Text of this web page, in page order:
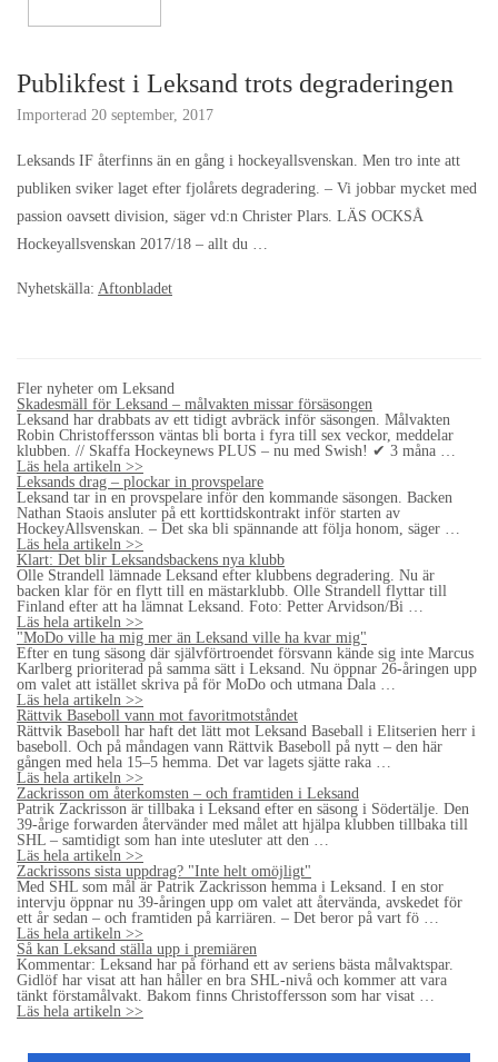
Publikfest i Leksand trots degraderingen
Importerad 20 september, 2017
Leksands IF återfinns än en gång i hockeyallsvenskan. Men tro inte att
publiken sviker laget efter fjolårets degradering. – Vi jobbar mycket med
passion oavsett division, säger vd:n Christer Plars. LÄS OCKSÅ
Hockeyallsvenskan 2017/18 – allt du …
Nyhetskälla: Aftonbladet
Fler nyheter om Leksand
Skadesmäll för Leksand – målvakten missar försäsongen
Leksand har drabbats av ett tidigt avbräck inför säsongen. Målvakten
Robin Christoffersson väntas bli borta i fyra till sex veckor, meddelar
klubben. // Skaffa Hockeynews PLUS – nu med Swish! ✔ 3 måna …
Läs hela artikeln >>
Leksands drag – plockar in provspelare
Leksand tar in en provspelare inför den kommande säsongen. Backen
Nathan Staois ansluter på ett korttidskontrakt inför starten av
HockeyAllsvenskan. – Det ska bli spännande att följa honom, säger …
Läs hela artikeln >>
Klart: Det blir Leksandsbackens nya klubb
Olle Strandell lämnade Leksand efter klubbens degradering. Nu är
backen klar för en flytt till en mästarklubb. Olle Strandell flyttar till
Finland efter att ha lämnat Leksand. Foto: Petter Arvidson/Bi …
Läs hela artikeln >>
"MoDo ville ha mig mer än Leksand ville ha kvar mig"
Efter en tung säsong där självförtroendet försvann kände sig inte Marcus
Karlberg prioriterad på samma sätt i Leksand. Nu öppnar 26-åringen upp
om valet att istället skriva på för MoDo och utmana Dala …
Läs hela artikeln >>
Rättvik Baseboll vann mot favoritmotståndet
Rättvik Baseboll har haft det lätt mot Leksand Baseball i Elitserien herr i
baseboll. Och på måndagen vann Rättvik Baseboll på nytt – den här
gången med hela 15–5 hemma. Det var lagets sjätte raka …
Läs hela artikeln >>
Zackrisson om återkomsten – och framtiden i Leksand
Patrik Zackrisson är tillbaka i Leksand efter en säsong i Södertälje. Den
39-årige forwarden återvänder med målet att hjälpa klubben tillbaka till
SHL – samtidigt som han inte utesluter att den …
Läs hela artikeln >>
Zackrissons sista uppdrag? "Inte helt omöjligt"
Med SHL som mål är Patrik Zackrisson hemma i Leksand. I en stor
intervju öppnar nu 39-åringen upp om valet att återvända, avskedet för
ett år sedan – och framtiden på karriären. – Det beror på vart fö …
Läs hela artikeln >>
Så kan Leksand ställa upp i premiären
Kommentar: Leksand har på förhand ett av seriens bästa målvaktspar.
Gidlöf har visat att han håller en bra SHL-nivå och kommer att vara
tänkt förstamålvakt. Bakom finns Christoffersson som har visat …
Läs hela artikeln >>